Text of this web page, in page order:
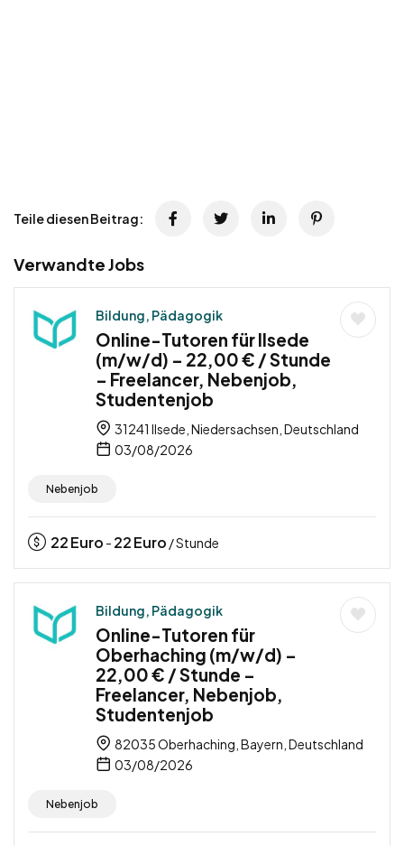
Teile diesen Beitrag:
Verwandte Jobs
Bildung, Pädagogik
Online-Tutoren für Ilsede
(m/w/d) – 22,00 € / Stunde
– Freelancer, Nebenjob,
Studentenjob
31241 Ilsede, Niedersachsen, Deutschland
03/08/2026
Nebenjob
22Euro - 22Euro / Stunde
Bildung, Pädagogik
Online-Tutoren für
Oberhaching (m/w/d) –
22,00 € / Stunde –
Freelancer, Nebenjob,
Studentenjob
82035 Oberhaching, Bayern, Deutschland
03/08/2026
Nebenjob